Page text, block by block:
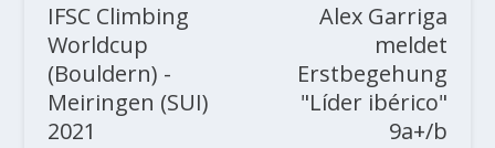
IFSC Climbing
Worldcup
(Bouldern) -
Meiringen (SUI)
2021
Alex Garriga
meldet
Erstbegehung
"Líder ibérico"
9a+/b